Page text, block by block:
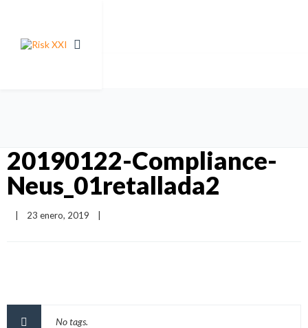
20190122-Compliance-
Neus_01retallada2
23 enero, 2019
No tags.